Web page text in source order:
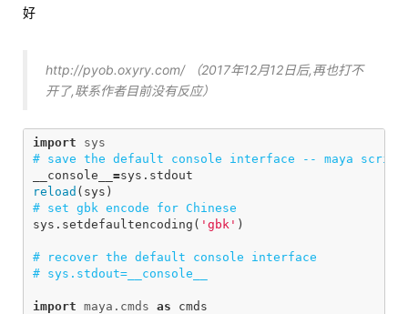
好
http://pyob.oxyry.com/ （2017年12月12日后,再也打不
开了,联系作者目前没有反应）
import sys
__console__ =sys . stdout
reload ( sys )
sys . setdefaultencoding ( 'gbk' )
# recover the default console interface
import maya.cmds as
cmds